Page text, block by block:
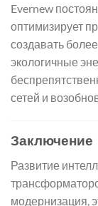
Evernew
оптимизирует
создавать
экологичные
сетей и
Заключение
Развитие
модернизация,